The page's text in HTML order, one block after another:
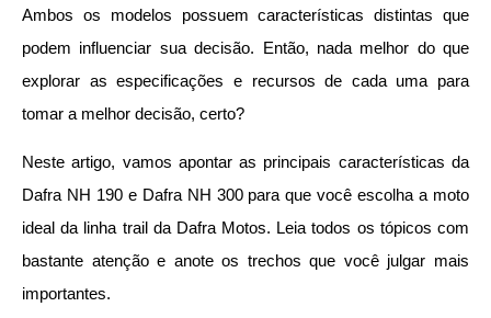
Ambos os modelos possuem características distintas que
podem influenciar sua decisão. Então, nada melhor do que
explorar as especificações e recursos de cada uma para
tomar a melhor decisão, certo?
Neste artigo, vamos apontar as principais características da
Dafra NH 190 e Dafra NH 300 para que você escolha a moto
ideal da linha trail da Dafra Motos. Leia todos os tópicos com
bastante atenção e anote os trechos que você julgar mais
importantes.